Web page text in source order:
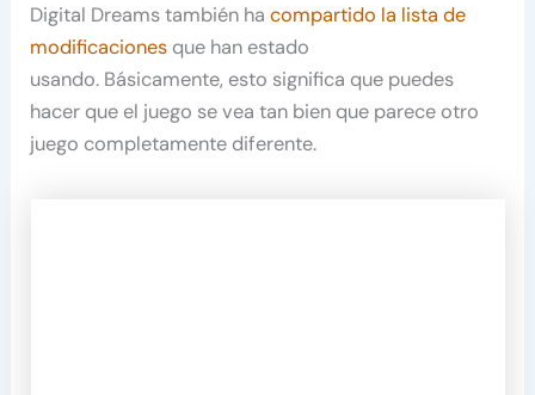
Digital Dreams también hacompartido la lista de
modificaciones que han estado
usando. Básicamente, esto significa que puedes
hacer que el juego se vea tan bien que parece otro
juego completamente diferente.